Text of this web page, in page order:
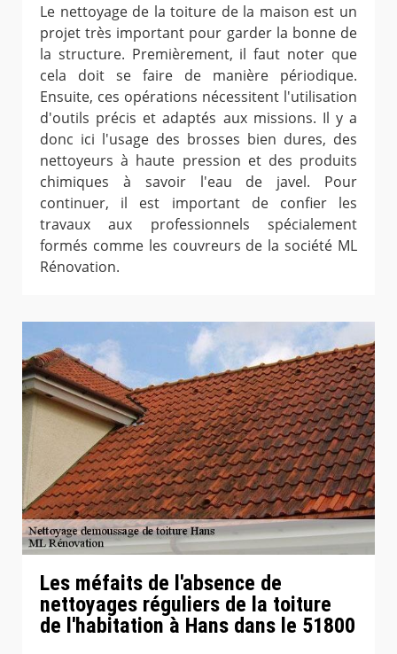
Le nettoyage de la toiture de la maison est un
projet très important pour garder la bonne de
la structure. Premièrement, il faut noter que
cela doit se faire de manière périodique.
Ensuite, ces opérations nécessitent l'utilisation
d'outils précis et adaptés aux missions. Il y a
donc ici l'usage des brosses bien dures, des
nettoyeurs à haute pression et des produits
chimiques à savoir l'eau de javel. Pour
continuer, il est important de confier les
travaux aux professionnels spécialement
formés comme les couvreurs de la société ML
Rénovation.
Les méfaits de l'absence de
nettoyages réguliers de la toiture
de l'habitation à Hans dans le 51800